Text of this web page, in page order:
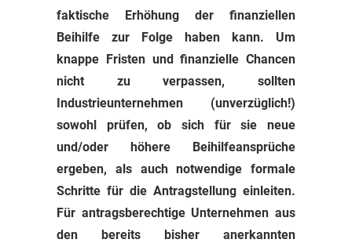
faktische Erhöhung der finanziellen
Beihilfe zur Folge haben kann. Um
knappe Fristen und finanzielle Chancen
nicht zu verpassen, sollten
Industrieunternehmen (unverzüglich!)
sowohl prüfen, ob sich für sie neue
und/oder höhere Beihilfeansprüche
ergeben, als auch notwendige formale
Schritte für die Antragstellung einleiten.
Für antragsberechtige Unternehmen aus
den bereits bisher anerkannten